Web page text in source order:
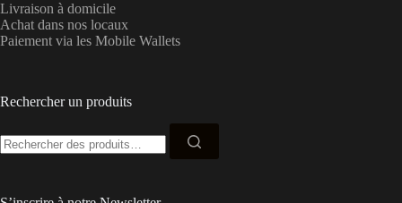
Livraison à domicile
Achat dans nos locaux
Paiement via les Mobile Wallets
Rechercher un produits
pour :